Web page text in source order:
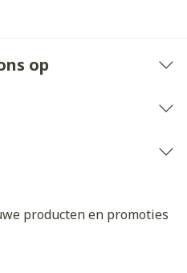
op
producten en promoties